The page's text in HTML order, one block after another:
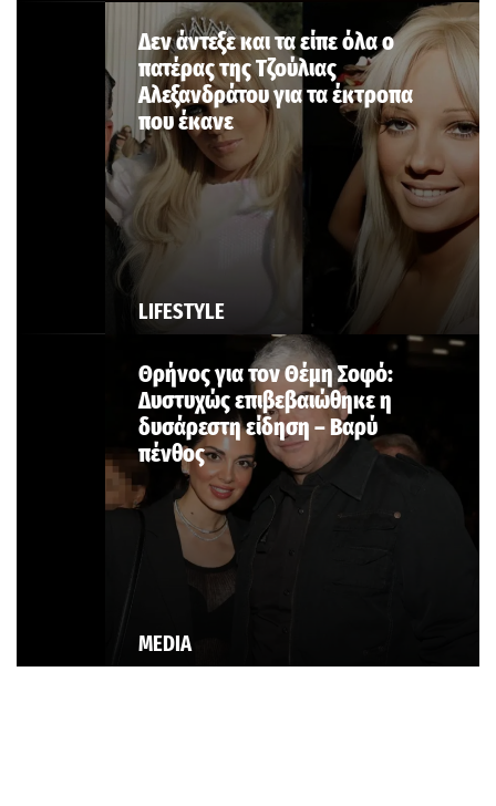
LIFESTYLE
Δεν άντεξε και τα είπε όλα ο
πατέρας της Τζούλιας
Αλεξανδράτου για τα έκτροπα
που έκανε
MEDIA
Θρήνος για τον Θέμη Σοφό:
Δυστυχώς επιβεβαιώθηκε η
δυσάρεστη είδηση – Βαρύ
πένθος